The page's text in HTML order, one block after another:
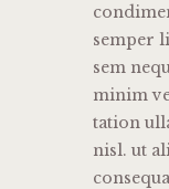
semper
sem
minim
tation
nisl. ut